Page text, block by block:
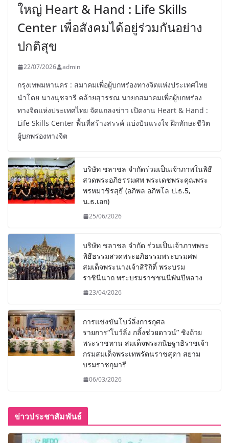
ใหญ่ Heart & Hand : Life Skills
Center เพื่อสังคมได้อยู่ร่วมกันอย่าง
ปกติสุข
22/07/2026 admin
กรุงเทพมหานคร : สมาคมเพื่อผู้บกพร่องทางจิตแห่งประเทศไทย
นำโดย นางนุชจารี คล้ายสุวรรณ นายกสมาคมเพื่อผู้บกพร่อง
ทางจิตแห่งประเทศไทย จัดแถลงข่าว เปิดงาน Heart & Hand :
Life Skills Center พื้นที่สร้างสรรค์ แบ่งปันแรงใจ ฝึกทักษะชีวิต
ผู้บกพร่องทางจิต
บริษัท ชลาชล จำกัดร่วมเป็นเจ้าภาพในพิธี
สวดพระอภิธรรมศพ พระเดชพระคุณพระ
พรหมวชิรสุธี (อภิพล อภิพโล ป.ธ.5,
น.ธ.เอก)
25/06/2026
บริษัท ชลาชล จำกัด ร่วมเป็นเจ้าภาพพระ
พิธีธรรมสวดพระอภิธรรมพระบรมศพ
สมเด็จพระนางเจ้าสิริกิติ์ พระบรม
ราชินีนาถ พระบรมราชชนนีพันปีหลวง
23/04/2026
การแข่งขันโบว์ลิ่งการกุศล
รายการ“โบว์ลิ่ง กลิ้งช่วยดาวน์” ชิงถ้วย
พระราชทาน สมเด็จพระกนิษฐาธิราชเจ้า
กรมสมเด็จพระเทพรัตนราชสุดา สยาม
บรมราชกุมารี
06/03/2026
ข่าวประชาสัมพันธ์